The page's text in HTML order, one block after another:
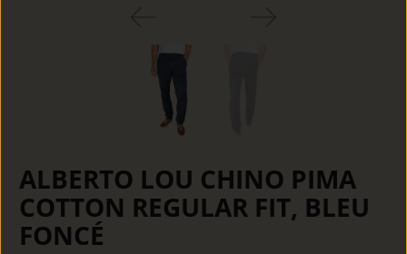
ALBERTO LOU CHINO PIMA
COTTON REGULAR FIT, BLEU
FONCÉ